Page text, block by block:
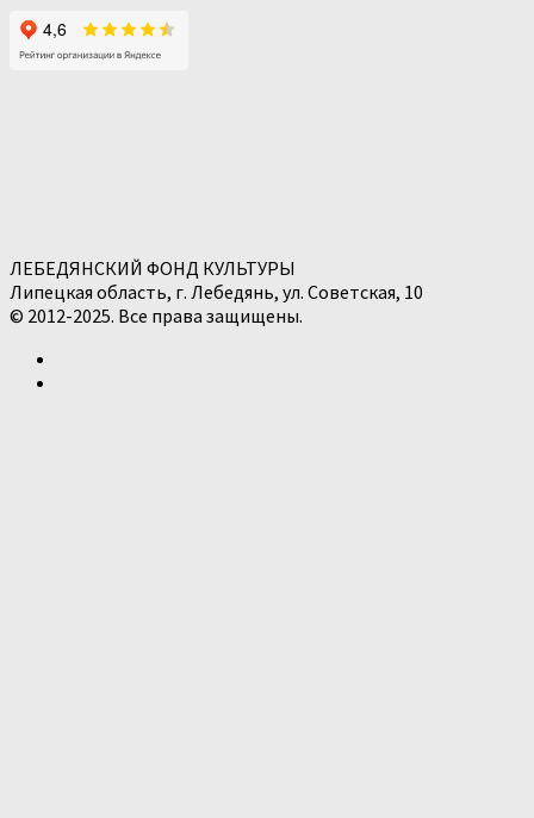
ЛЕБЕДЯНСКИЙ ФОНД КУЛЬТУРЫ
Липецкая область, г. Лебедянь, ул. Советская, 10
© 2012-2025. Все права защищены.